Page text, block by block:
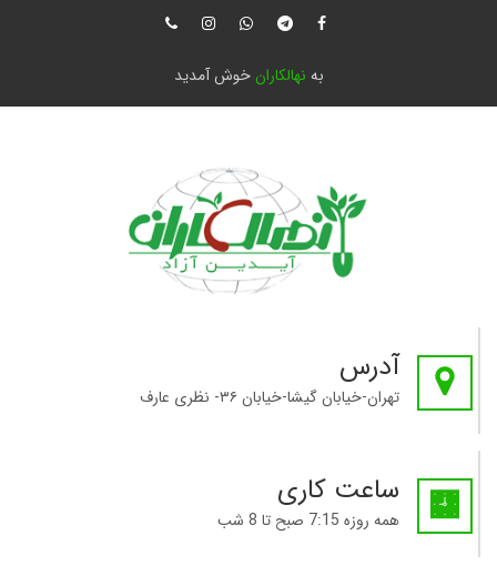
به نهالکاران خوش آمدید
آدرس
تهران-خیابان گیشا-خیابان ۳۶- نظری عارف
ساعت کاری
همه روزه 7:15 صبح تا 8 شب